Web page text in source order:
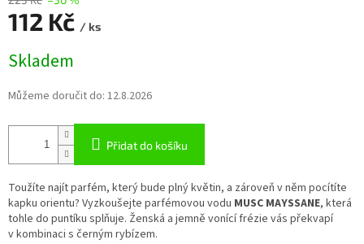
112 Kč / ks
cena:
Skladem
Můžeme doručit do: 12.8.2026
Přidat do košíku
Toužíte najít parfém, který bude plný květin, a zároveň v něm pocítíte
kapku orientu? Vyzkoušejte parfémovou vodu MUSC MAYSSANE, která
tohle do puntíku splňuje. Ženská a jemně vonící frézie vás překvapí
v kombinaci s černým rybízem.